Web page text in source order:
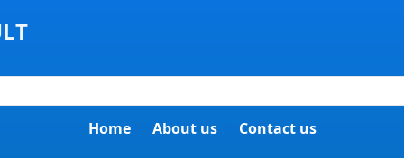
Home About us Contact us